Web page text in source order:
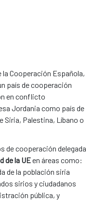
la Cooperación Española,
país de cooperación
en conflicto
Jordania como país de
Siria, Palestina, Líbano o
de cooperación delegada
de la UEen áreas como:
de la población siria
sirios y ciudadanos
pública, y